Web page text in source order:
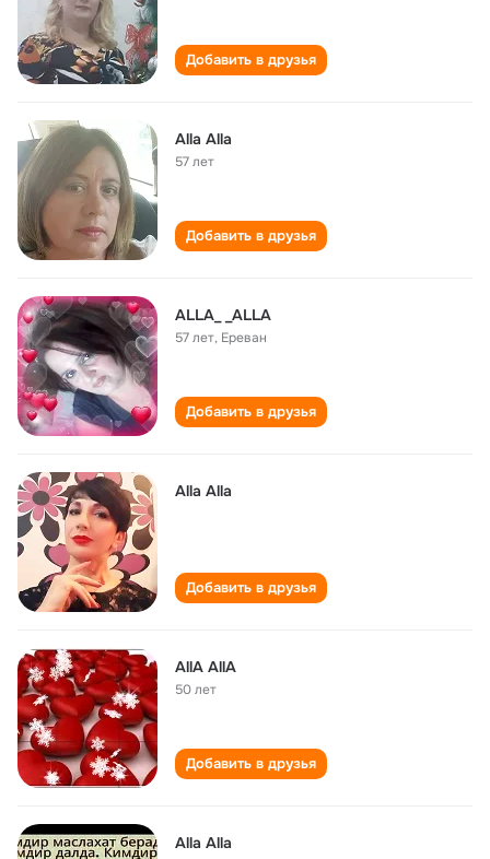
Добавить в друзья
Alla Alla
57 лет
Добавить в друзья
ALLA_ _ALLA
57 лет, Ереван
Добавить в друзья
Alla Alla
Добавить в друзья
AllA AllA
50 лет
Добавить в друзья
Alla Alla